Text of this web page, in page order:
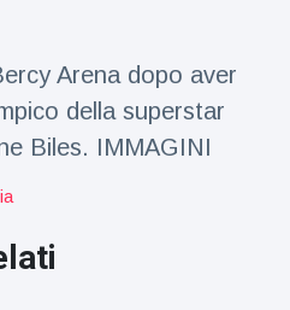
Arena dopo aver
della superstar
Biles. IMMAGINI